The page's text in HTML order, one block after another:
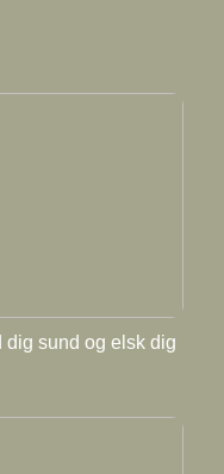
dig sund og elsk dig